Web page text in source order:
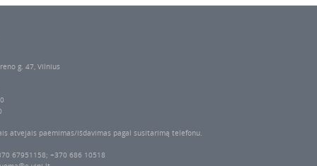
g. 47, Vilnius
atvejais paėmimas/išdavimas pagal susitarimą telefonu.
67951158; +370 686 10518